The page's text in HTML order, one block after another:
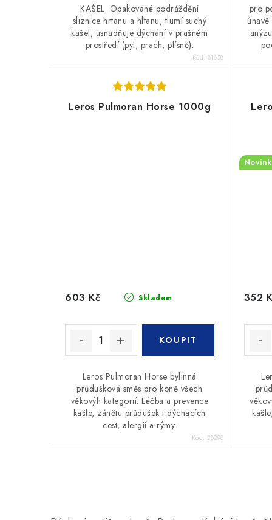
KAŠEL. Opakované podráždění
sliznice hrtanu a hltanu, tlumí suchý
kašel, usnadňuje dýchání v prašném
prostředí (pyl, prach, plísně).
Kód: 81658
pro
Leros Pulmoran Horse 1000g
Skladem
603 Kč
Leros Pulmoran Horse bylinná
průdušková směs pro koně všech
věkovýh kategorií. Léčba a prevence
kašle, zánětu průdušek i dýchacích
cest, alergií a rýmy.
Kód: 28298
352
v